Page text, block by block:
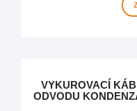
VYKUROVACÍ
ODVODU